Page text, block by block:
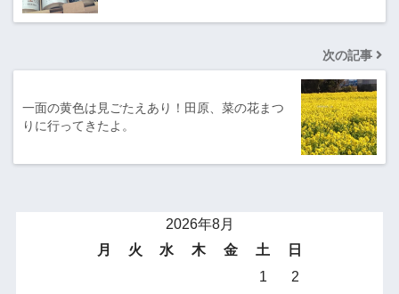
次の記事
一面の黄色は見ごたえあり！田原、菜の花まつ
りに行ってきたよ。
2026年8月
月
火 水 木 金 土
日
1
2